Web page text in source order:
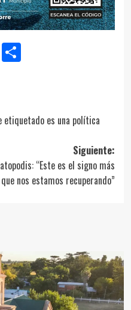
Compartir
etiquetado es una política
Siguiente:
“Este es el signo más
nos estamos recuperando”